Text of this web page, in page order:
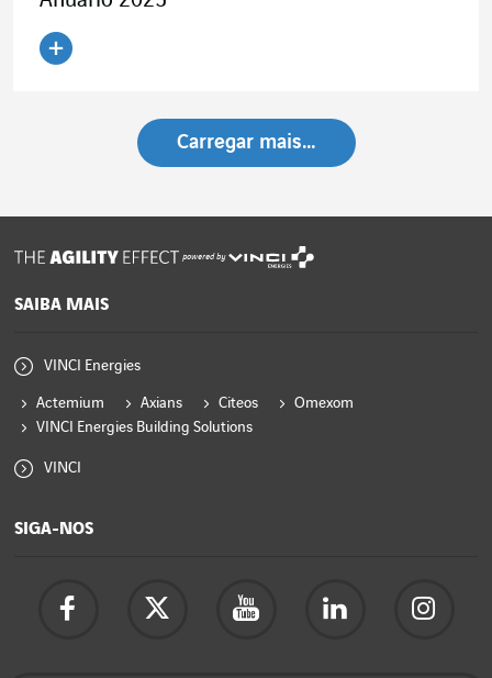
Carregar mais…
powered by
SAIBA MAIS
VINCI Energies
Actemium Axians Citeos
Omexom
VINCI Energies Building Solutions
VINCI
SIGA-NOS